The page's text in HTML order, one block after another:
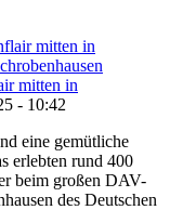
mitten in
- 10:42
eine gemütliche
erlebten rund 400
beim großen DAV-
des Deutschen